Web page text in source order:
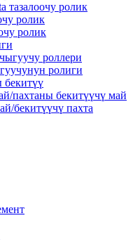
тазалоочу ролик
ролик
ролик
роллери
ролиги
пахтаны бекитүүчү май
бекитүүчү пахта